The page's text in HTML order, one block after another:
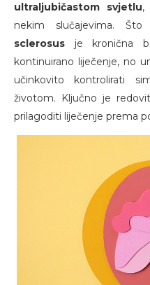
ultraljubičastom svjetlu,
nekim slučajevima.
sclerosus je kronična
kontinuirano liječenje, no
učinkovito kontrolirati
životom. Ključno je
prilagoditi liječenje prema